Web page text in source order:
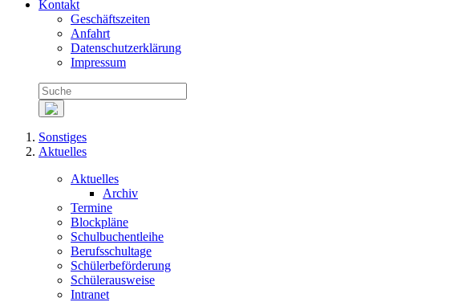
Kontakt
Geschäftszeiten
Anfahrt
Datenschutzerklärung
Impressum
Sonstiges
Aktuelles
Aktuelles
Archiv
Termine
Blockpläne
Schulbuchentleihe
Berufsschultage
Schülerbeförderung
Schülerausweise
Intranet